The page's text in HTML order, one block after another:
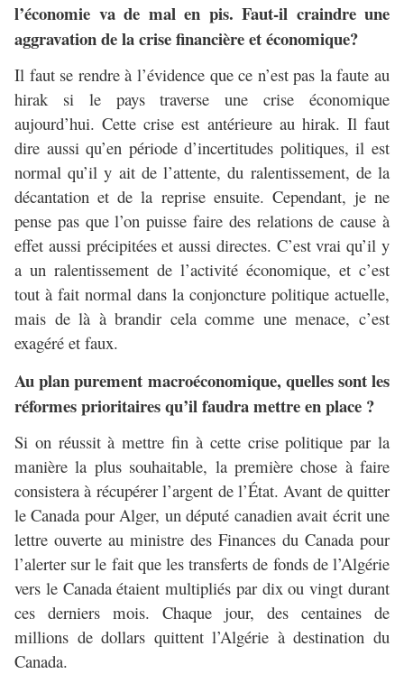
l’économie va de mal en pis. Faut-il craindre une
aggravation de la crise financière et économique?
Il faut se rendre à l’évidence que ce n’est pas la faute au
hirak si le pays traverse une crise économique
aujourd’hui. Cette crise est antérieure au hirak. Il faut
dire aussi qu’en période d’incertitudes politiques, il est
normal qu’il y ait de l’attente, du ralentissement, de la
décantation et de la reprise ensuite. Cependant, je ne
pense pas que l’on puisse faire des relations de cause à
effet aussi précipitées et aussi directes. C’est vrai qu’il y
a un ralentissement de l’activité économique, et c’est
tout à fait normal dans la conjoncture politique actuelle,
mais de là à brandir cela comme une menace, c’est
exagéré et faux.
Au plan purement macroéconomique, quelles sont les
réformes prioritaires qu’il faudra mettre en place ?
Si on réussit à mettre fin à cette crise politique par la
manière la plus souhaitable, la première chose à faire
consistera à récupérer l’argent de l’État. Avant de quitter
le Canada pour Alger, un député canadien avait écrit une
lettre ouverte au ministre des Finances du Canada pour
l’alerter sur le fait que les transferts de fonds de l’Algérie
vers le Canada étaient multipliés par dix ou vingt durant
ces derniers mois. Chaque jour, des centaines de
millions de dollars quittent l’Algérie à destination du
Canada.